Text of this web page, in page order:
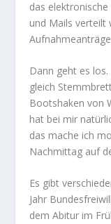
das
und Mails verteilt
Dann geht es
gleich
Bootshaken von
hat bei mir
das mache ich
Nachmittag auf
Es gibt
Jahr
dem Abitur im